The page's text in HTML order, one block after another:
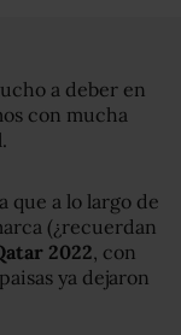
a deber en
con mucha
que a lo largo de
(¿recuerdan
2022, con
ya dejaron